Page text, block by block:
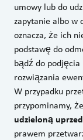
umowy lub do
zapytanie albo w
oznacza, że ich
podstawę do
bądź do podjęcia
rozwiązania
W przypadku
przypominamy, że
udzieloną
prawem